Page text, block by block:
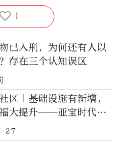
1
已入刑，为何还有人以
存在三个认知误区
区｜基础设施有新增，
大提升——亚宝时代小
行车充电车棚正式投入
27